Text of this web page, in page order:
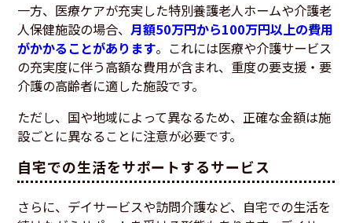
一方、医療ケアが充実した特別養護老人ホームや介護老
人保健施設の場合、月額50万円から100万円以上の費用
がかかることがあります。これには医療や介護サービス
の充実度に伴う高額な費用が含まれ、重度の要支援・要
介護の高齢者に適した施設です。
ただし、国や地域によって異なるため、正確な金額は施
設ごとに異なることに注意が必要です。
自宅での生活をサポートするサービス
さらに、デイサービスや訪問介護など、自宅での生活を